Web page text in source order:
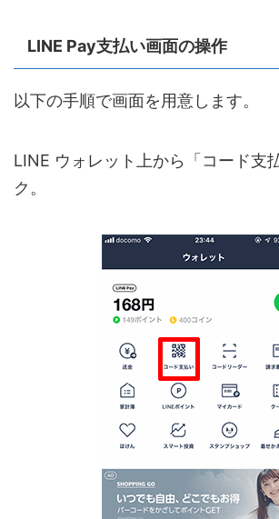
LINE Pay支払い画面の操作
以下の手順で画面を用意します。
LINE ウォレット上から「コード支
ク。